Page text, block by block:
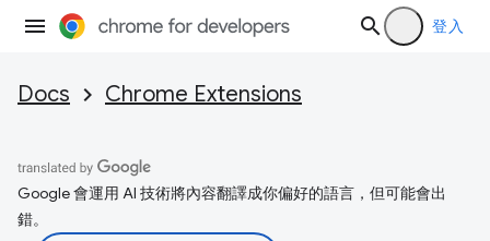
登入
Docs Chrome Extensions
Google 會運用 AI 技術將內容翻譯成你偏好的語言，但可能會出
錯。